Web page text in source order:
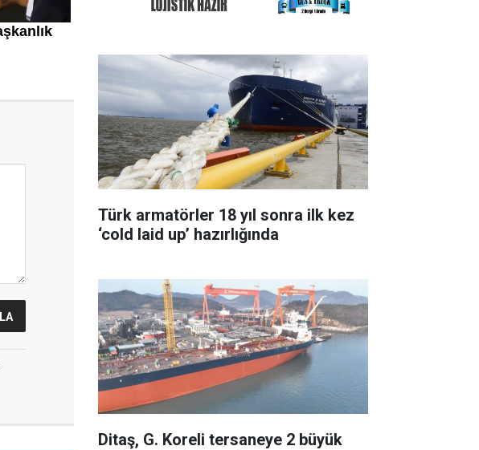
Türk armatörler 18 yıl sonra ilk kez
‘cold laid up’ hazırlığında
Ditaş, G. Koreli tersaneye 2 büyük